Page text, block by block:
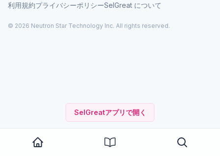
SelGreatアプリで開く
利用規約プライバシーポリシーSelGreat について
© 2026 Neutron Star Technology Inc. All rights reserved.